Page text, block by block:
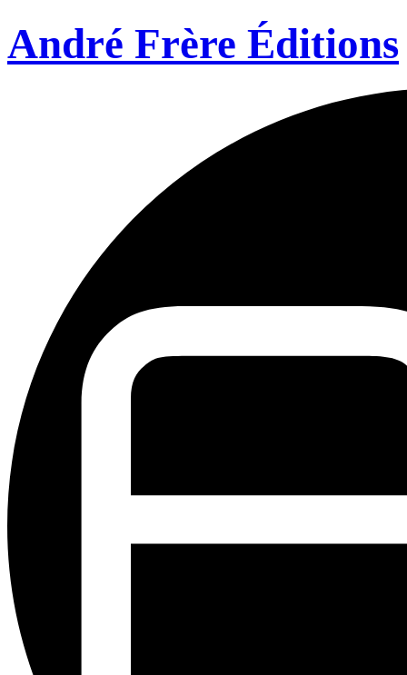
André Frère Éditions